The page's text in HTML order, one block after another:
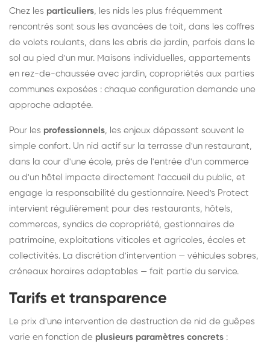
Chez les particuliers, les nids les plus fréquemment
rencontrés sont sous les avancées de toit, dans les coffres
de volets roulants, dans les abris de jardin, parfois dans le
sol au pied d'un mur. Maisons individuelles, appartements
en rez-de-chaussée avec jardin, copropriétés aux parties
communes exposées : chaque configuration demande une
approche adaptée.
Pour les professionnels, les enjeux dépassent souvent le
simple confort. Un nid actif sur la terrasse d'un restaurant,
dans la cour d'une école, près de l'entrée d'un commerce
ou d'un hôtel impacte directement l'accueil du public, et
engage la responsabilité du gestionnaire. Need's Protect
intervient régulièrement pour des restaurants, hôtels,
commerces, syndics de copropriété, gestionnaires de
patrimoine, exploitations viticoles et agricoles, écoles et
collectivités. La discrétion d'intervention — véhicules sobres,
créneaux horaires adaptables — fait partie du service.
Tarifs et transparence
Le prix d'une intervention de destruction de nid de guêpes
varie en fonction de plusieurs paramètres concrets :